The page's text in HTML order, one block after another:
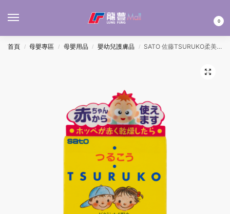
0
首頁 / 母嬰專區 / 母嬰用品 / 嬰幼兒護膚品 / SATO 佐藤TSURUKO柔美嬰兒潤膚膏 38G